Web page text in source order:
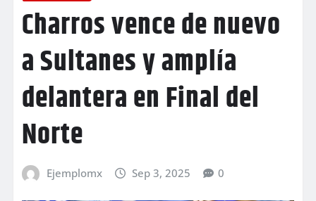
Charros vence de nuevo
a Sultanes y amplía
delantera en Final del
Norte
Ejemplomx Sep 3, 2025 0